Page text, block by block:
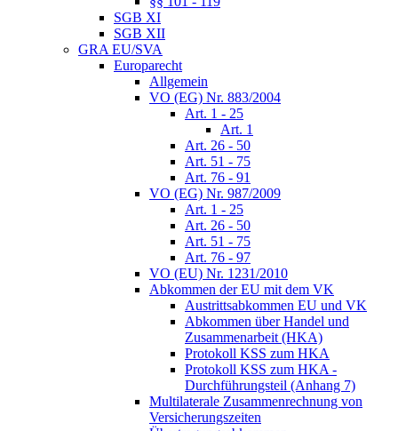
SGB XI
SGB XII
GRA EU/SVA
Europarecht
Allgemein
VO (EG) Nr. 883/2004
Art. 1 - 25
Art. 1
Art. 26 - 50
Art. 51 - 75
Art. 76 - 91
VO (EG) Nr. 987/2009
Art. 1 - 25
Art. 26 - 50
Art. 51 - 75
Art. 76 - 97
VO (EU) Nr. 1231/2010
Abkommen der EU mit dem VK
Austrittsabkommen EU und VK
Abkommen über Handel und
Zusammenarbeit (HKA)
Protokoll KSS zum HKA
Protokoll KSS zum HKA -
Durchführungsteil (Anhang 7)
Multilaterale Zusammenrechnung von
Versicherungszeiten